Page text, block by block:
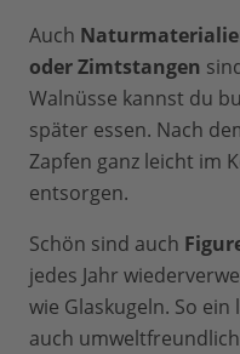
Auch
oder Zimtstangen
Walnüsse kannst du
später essen. Nach
Zapfen ganz leicht im
entsorgen.
Schön sind auch
jedes Jahr
wie Glaskugeln. So
auch